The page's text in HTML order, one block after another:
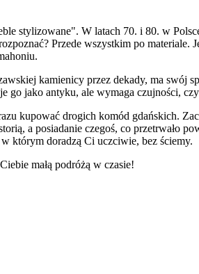
stylizowane". W latach 70. i 80. w
Przede wszystkim po
kamienicy przez dekady, ma
go jako antyku, ale wymaga czujności,
kupować drogich komód gdańskich.
a posiadanie czegoś, co przetrwało
którym doradzą Ci uczciwie, bez ściemy.
małą podróżą w czasie!